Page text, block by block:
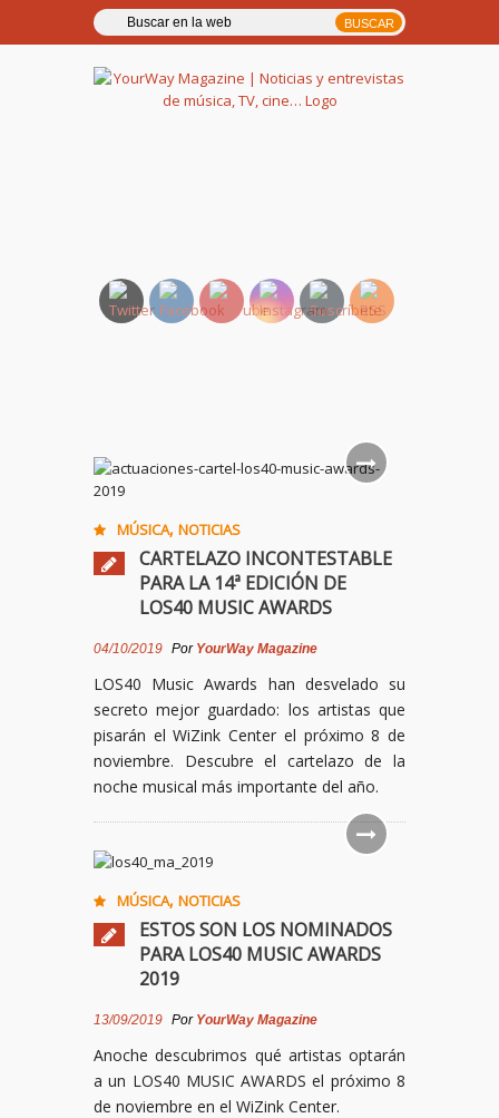
MÚSICA, NOTICIAS
CARTELAZO INCONTESTABLE
PARA LA 14ª EDICIÓN DE
LOS40 MUSIC AWARDS
04/10/2019 Por YourWay Magazine
LOS40 Music Awards han desvelado su
secreto mejor guardado: los artistas que
pisarán el WiZink Center el próximo 8 de
noviembre. Descubre el cartelazo de la
noche musical más importante del año.
MÚSICA, NOTICIAS
ESTOS SON LOS NOMINADOS
PARA LOS40 MUSIC AWARDS
2019
13/09/2019 Por YourWay Magazine
Anoche descubrimos qué artistas optarán
a un LOS40 MUSIC AWARDS el próximo 8
de noviembre en el WiZink Center.